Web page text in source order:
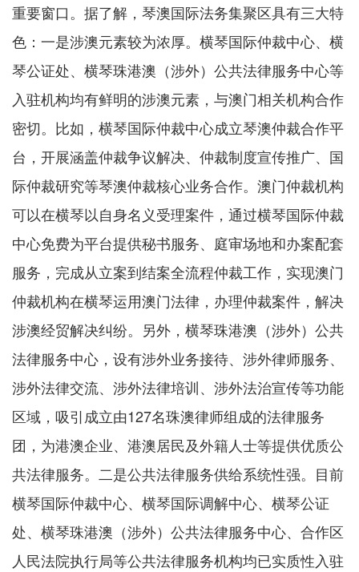
重要窗口。据了解，琴澳国际法务集聚区具有三大特
色：一是涉澳元素较为浓厚。横琴国际仲裁中心、横
琴公证处、横琴珠港澳（涉外）公共法律服务中心等
入驻机构均有鲜明的涉澳元素，与澳门相关机构合作
密切。比如，横琴国际仲裁中心成立琴澳仲裁合作平
台，开展涵盖仲裁争议解决、仲裁制度宣传推广、国
际仲裁研究等琴澳仲裁核心业务合作。澳门仲裁机构
可以在横琴以自身名义受理案件，通过横琴国际仲裁
中心免费为平台提供秘书服务、庭审场地和办案配套
服务，完成从立案到结案全流程仲裁工作，实现澳门
仲裁机构在横琴运用澳门法律，办理仲裁案件，解决
涉澳经贸解决纠纷。另外，横琴珠港澳（涉外）公共
法律服务中心，设有涉外业务接待、涉外律师服务、
涉外法律交流、涉外法律培训、涉外法治宣传等功能
区域，吸引成立由127名珠澳律师组成的法律服务
团，为港澳企业、港澳居民及外籍人士等提供优质公
共法律服务。二是公共法律服务供给系统性强。目前
横琴国际仲裁中心、横琴国际调解中心、横琴公证
处、横琴珠港澳（涉外）公共法律服务中心、合作区
人民法院执行局等公共法律服务机构均已实质性入驻